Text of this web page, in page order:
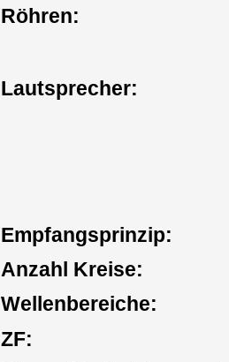
Röhren:
Lautsprecher:
Empfangsprinzip:
Anzahl Kreise:
Wellenbereiche:
ZF: